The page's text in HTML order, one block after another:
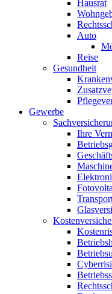
Hausrat
Auto
Reise
Gesundheit
Gewerbe
Ihre